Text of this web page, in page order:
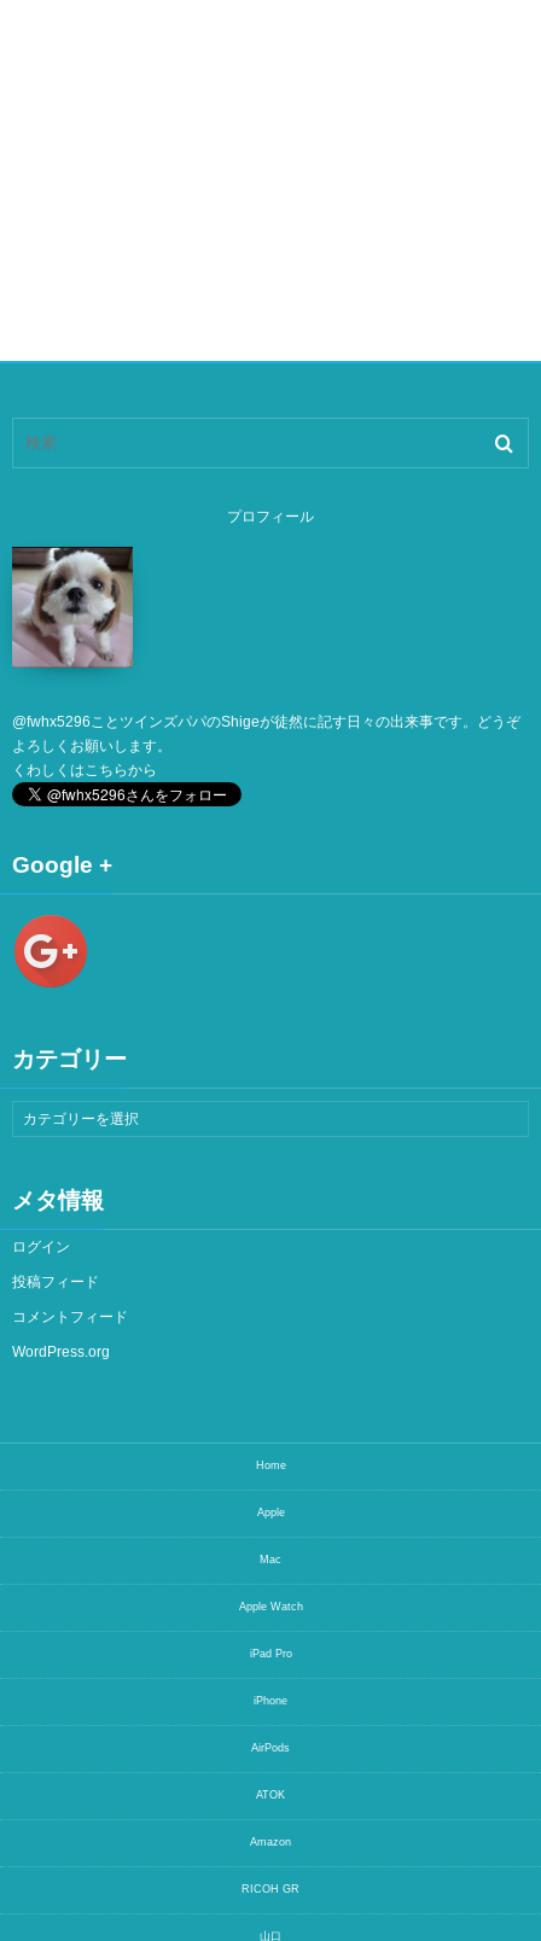
プロフィール
@fwhx5296 ことツインズパパのShigeが徒然に記す日々の出来事です。どうぞ
よろしくお願いします。
くわしくは こちらから
Google +
カテゴリー
メタ情報
ログイン
投稿フィード
コメントフィード
WordPress.org
Home
Apple
Mac
Apple Watch
iPad Pro
iPhone
AirPods
ATOK
Amazon
RICOH GR
山口